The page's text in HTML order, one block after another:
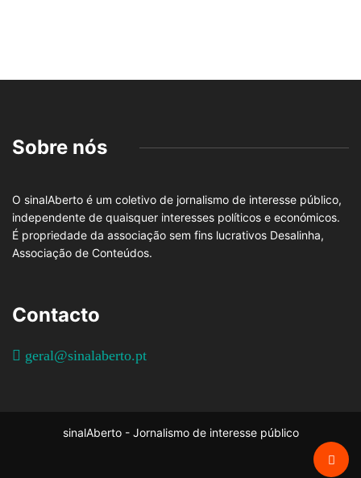
Sobre nós
O sinalAberto é um coletivo de jornalismo de interesse público,
independente de quaisquer interesses políticos e económicos.
É propriedade da associação sem fins lucrativos Desalinha,
Associação de Conteúdos.
Contacto
geral@sinalaberto.pt
sinalAberto - Jornalismo de interesse público